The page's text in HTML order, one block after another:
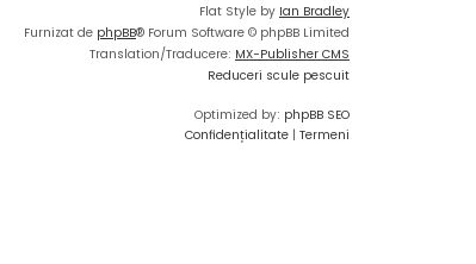
Flat Style by Ian Bradley
Furnizat de phpBB® Forum Software © phpBB Limited
Translation/Traducere: MX-Publisher CMS
Reduceri scule pescuit
Optimized by: phpBB SEO
Confidențialitate | Termeni